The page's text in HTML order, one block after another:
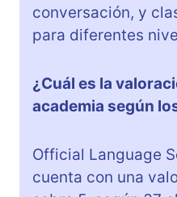
conversación, y
para diferentes
¿Cuál es la
academia según
Official Language
cuenta con una